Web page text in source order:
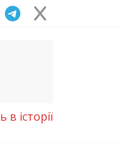
історії